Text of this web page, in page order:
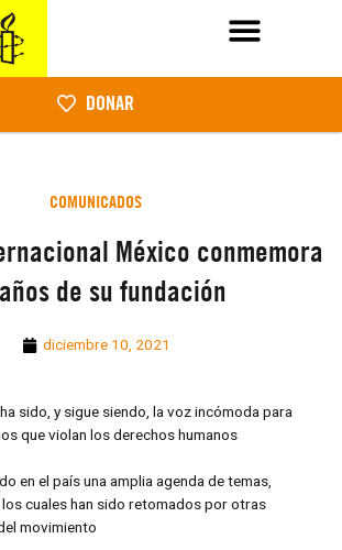
DONAR
COMUNICADOS
México conmemora
de su fundación
diciembre 10, 2021
sido, y sigue siendo, la voz incómoda para
que violan los derechos humanos
en el país una amplia agenda de temas,
cuales han sido retomados por otras
movimiento